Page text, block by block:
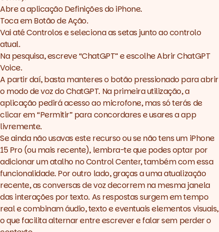
Abre a aplicação Definições do iPhone.
Toca em Botão de Ação.
Vai até Controlos e seleciona as setas junto ao controlo
atual.
Na pesquisa, escreve “ChatGPT” e escolhe Abrir ChatGPT
Voice.
A partir daí, basta manteres o botão pressionado para abrir
o modo de voz do ChatGPT. Na primeira utilização, a
aplicação pedirá acesso ao microfone, mas só terás de
clicar em “Permitir” para concordares e usares aapp
livremente.
Se ainda não usavas este recurso ou se não tens um iPhone
15 Pro (ou mais recente), lembra-te que podes optar por
adicionar um atalho no Control Center, também com essa
funcionalidade. Por outro lado, graças a uma atualização
recente, as conversas de voz decorrem na mesma janela
das interações por texto. As respostas surgem em tempo
real e combinam áudio, texto e eventuais elementos visuais,
o que facilita alternar entre escrever e falar sem perder o